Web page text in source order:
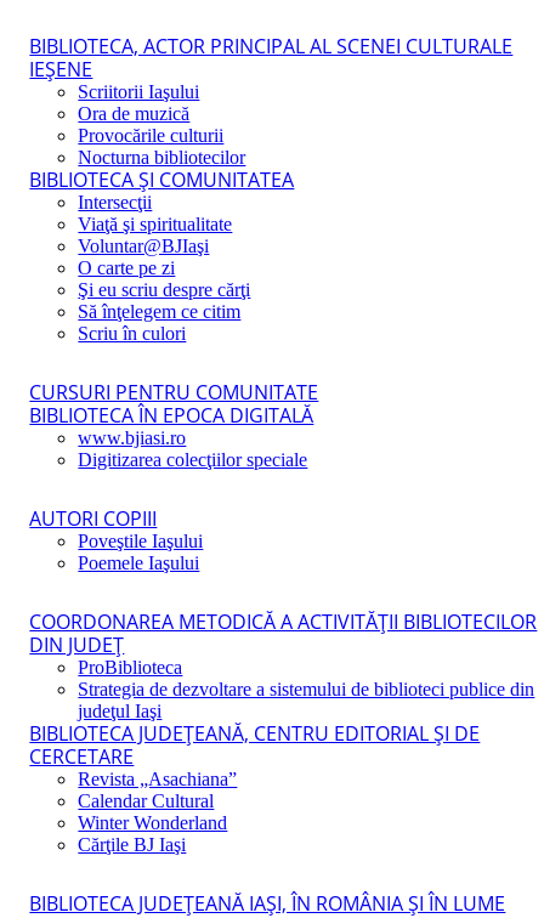
BIBLIOTECA, ACTOR PRINCIPAL AL SCENEI CULTURALE
IEŞENE
Scriitorii Iaşului
Ora de muzică
Provocările culturii
Nocturna bibliotecilor
BIBLIOTECA ŞI COMUNITATEA
Intersecţii
Viaţă şi spiritualitate
Voluntar@BJIaşi
O carte pe zi
Şi eu scriu despre cărţi
Să înţelegem ce citim
Scriu în culori
CURSURI PENTRU COMUNITATE
BIBLIOTECA ÎN EPOCA DIGITALĂ
www.bjiasi.ro
Digitizarea colecţiilor speciale
AUTORI COPIII
Poveştile Iaşului
Poemele Iaşului
COORDONAREA METODICĂ A ACTIVITĂŢII BIBLIOTECILOR
DIN JUDEŢ
ProBiblioteca
Strategia de dezvoltare a sistemului de biblioteci publice din
judeţul Iaşi
BIBLIOTECA JUDEŢEANĂ, CENTRU EDITORIAL ŞI DE
CERCETARE
Revista „Asachiana”
Calendar Cultural
Winter Wonderland
Cărţile BJ Iaşi
BIBLIOTECA JUDEŢEANĂ IAŞI, ÎN ROMÂNIA ŞI ÎN LUME